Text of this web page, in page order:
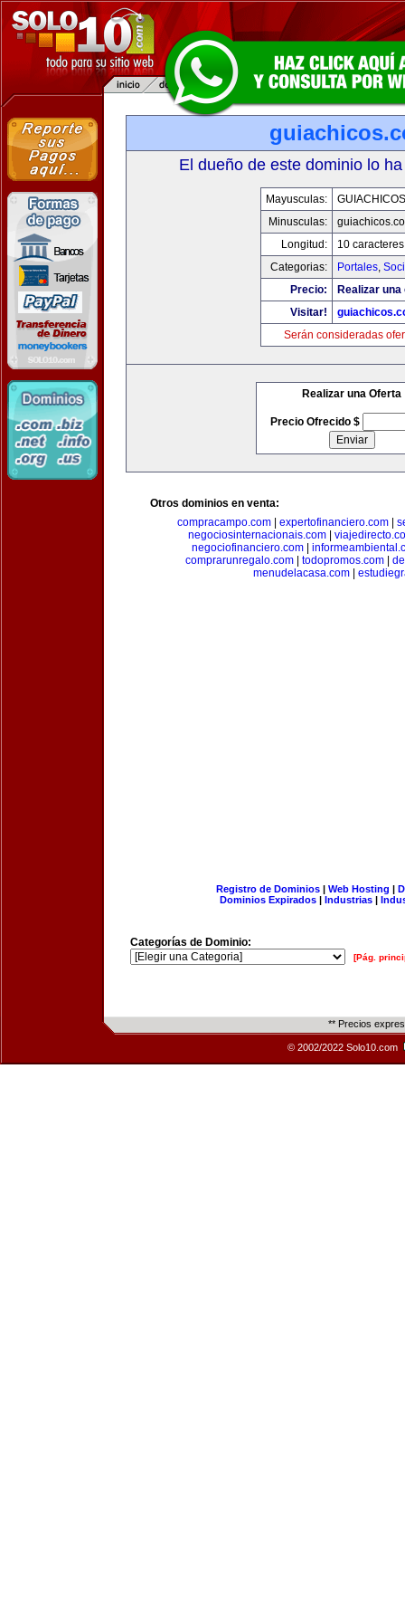
El dueño de este dominio lo
Mayusculas:
Minusculas:
Longitud:
10 caracteres
Categorias:
Portales,
Precio:
Realizar
Visitar!
Serán consideradas
Realizar una Oferta
Precio Ofrecido $
Otros dominios en venta:
compracampo.com| expertofinanciero.com|
negociosinternacionais.com
negociofinanciero.com
comprarunregalo.com| todopromos.com|
menudelacasa.com
Registro de Dominios| Web Hosting |
Dominios Expirados | Industrias |
Categorías de Dominio:
[Pág.
** Precios
© 2002/2022 Solo10.com